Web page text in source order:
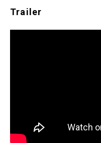
Trailer